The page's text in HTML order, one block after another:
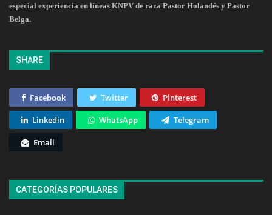
especial experiencia en líneas KNPV de raza Pastor Holandés y Pastor
Belga.
SHARE
Facebook Twitter Pinterest
Linkedin WhatsApp Telegram
Email
CATEGORÍAS POPULARES